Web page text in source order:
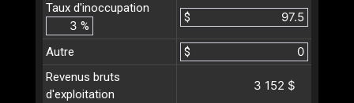
Taux d'inoccupation
%
$
Autre
$
Revenus bruts
d'exploitation
3 152 $